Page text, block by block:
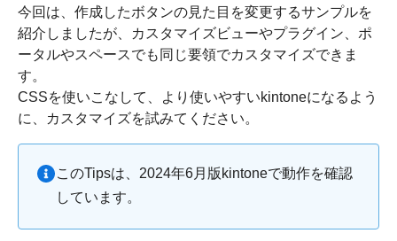
今回は、作成したボタンの見た目を変更するサンプルを
紹介しましたが、カスタマイズビューやプラグイン、ポ
ータルやスペースでも同じ要領でカスタマイズできま
す。
CSSを使いこなして、より使いやすいkintoneになるよう
に、カスタマイズを試みてください。
このTipsは、2024年6月版kintoneで動作を確認
しています。